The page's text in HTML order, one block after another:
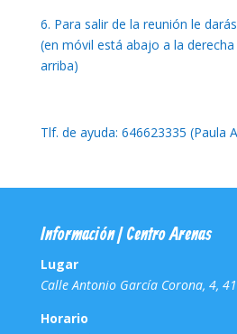
6. Para salir de la reunión le
(en móvil está abajo a la
arriba)
Tlf. de ayuda: 646623335 (Paula
Información | Centro Arenas
Lugar
Calle Antonio García Corona, 4,
Horario